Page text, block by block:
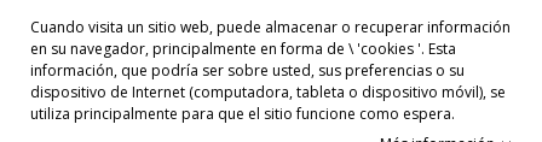
Diseño Web
Cuando visita un sitio web, puede almacenar o recuperar información
en su navegador, principalmente en forma de \ 'cookies '. Esta
información, que podría ser sobre usted, sus preferencias o su
dispositivo de Internet (computadora, tableta o dispositivo móvil), se
utiliza principalmente para que el sitio funcione como espera.